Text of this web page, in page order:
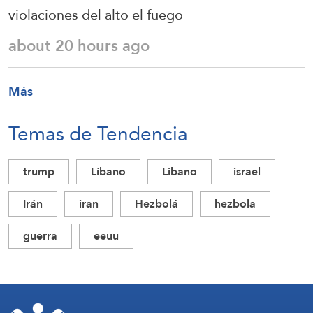
violaciones del alto el fuego
about 20 hours ago
Más
Temas de Tendencia
trump Líbano Libano
israel
Irán
iran Hezbolá
hezbola
guerra
eeuu